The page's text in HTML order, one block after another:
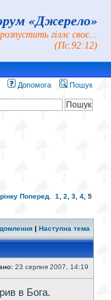
«Джерело»
гіллє своє...
(Пс.92:12)
Допомога Пошук
Поперед. 1 2 3 4 5
| Наступна тема
23 серпня 2007, 14:19
в Бога.